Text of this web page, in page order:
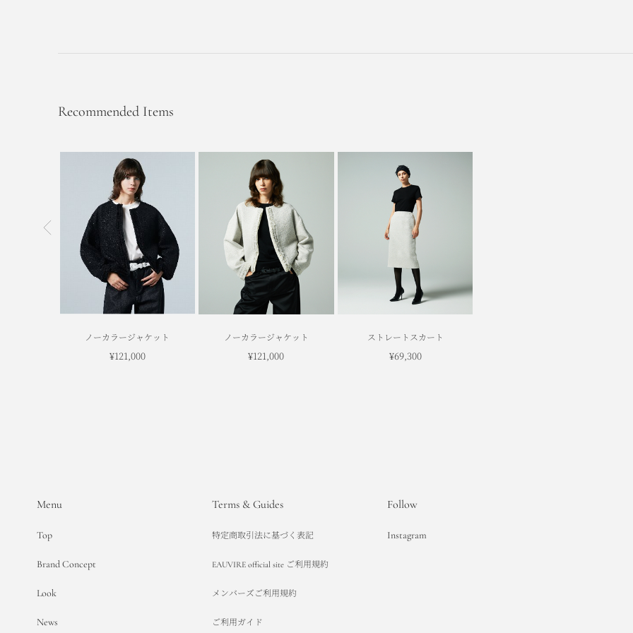
Recommended Items
ノーカラージャケット
¥121,000
ノーカラージャケット
¥121,000
ストレートスカート
¥69,300
Menu
Top
Brand Concept
Look
News
Follow
Instagram
Terms & Guides
特定商取引法に基づく表記
EAUVIRE official site ご利用規約
メンバーズご利用規約
ご利用ガイド